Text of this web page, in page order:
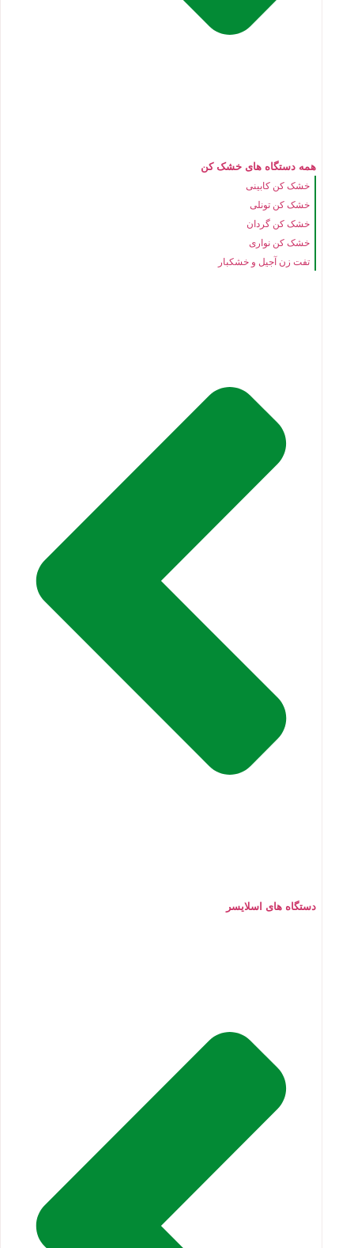
همه دستگاه های خشک کن
خشک کن کابینی
خشک کن تونلی
خشک کن گردان
خشک کن نواری
تفت زن آجیل و خشکبار
دستگاه های اسلایسر